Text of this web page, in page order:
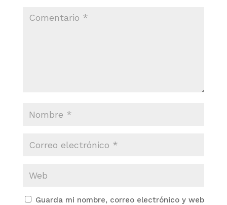
Guarda mi nombre, correo electrónico y web